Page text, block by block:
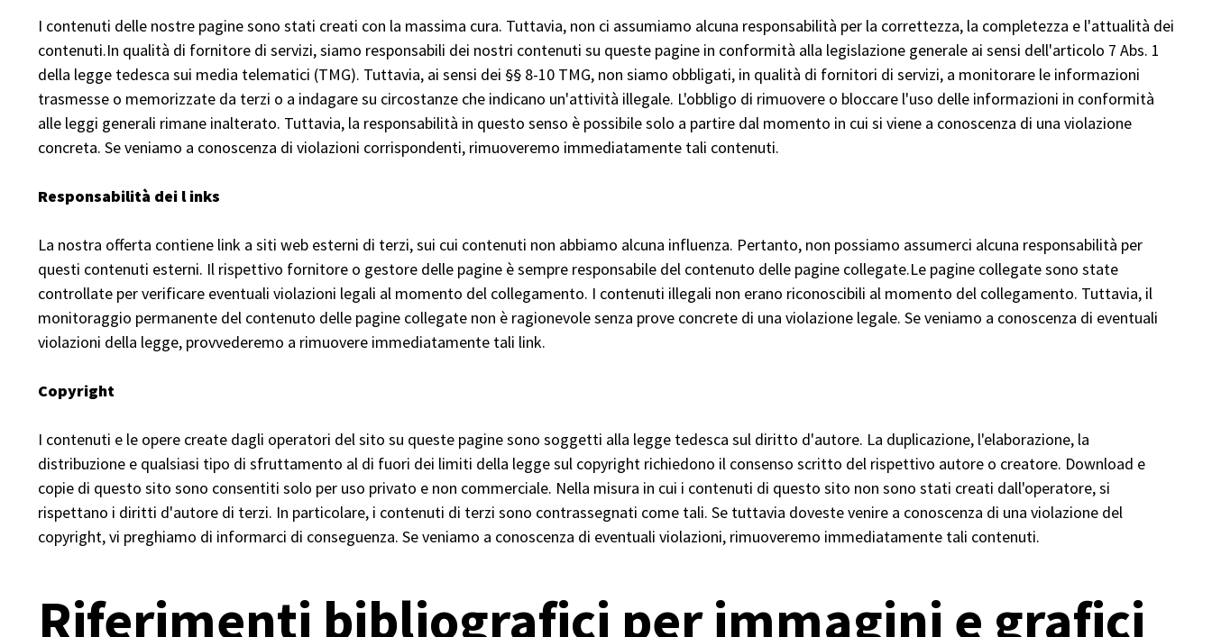
I contenuti delle nostre pagine sono stati creati con la massima cura. Tuttavia, non ci assumiamo alcuna responsabilità per la correttezza, la completezza e l'attualità dei
contenuti.In qualità di fornitore di servizi, siamo responsabili dei nostri contenuti su queste pagine in conformità alla legislazione generale ai sensi dell'articolo 7 Abs. 1
della legge tedesca sui media telematici (TMG). Tuttavia, ai sensi dei §§ 8-10 TMG, non siamo obbligati, in qualità di fornitori di servizi, a monitorare le informazioni
trasmesse o memorizzate da terzi o a indagare su circostanze che indicano un'attività illegale. L'obbligo di rimuovere o bloccare l'uso delle informazioni in conformità
alle leggi generali rimane inalterato. Tuttavia, la responsabilità in questo senso è possibile solo a partire dal momento in cui si viene a conoscenza di una violazione
concreta. Se veniamo a conoscenza di violazioni corrispondenti, rimuoveremo immediatamente tali contenuti.
Responsabilità dei l inks
La nostra offerta contiene link a siti web esterni di terzi, sui cui contenuti non abbiamo alcuna influenza. Pertanto, non possiamo assumerci alcuna responsabilità per
questi contenuti esterni. Il rispettivo fornitore o gestore delle pagine è sempre responsabile del contenuto delle pagine collegate.Le pagine collegate sono state
controllate per verificare eventuali violazioni legali al momento del collegamento. I contenuti illegali non erano riconoscibili al momento del collegamento. Tuttavia, il
monitoraggio permanente del contenuto delle pagine collegate non è ragionevole senza prove concrete di una violazione legale. Se veniamo a conoscenza di eventuali
violazioni della legge, provvederemo a rimuovere immediatamente tali link.
Copyright
I contenuti e le opere create dagli operatori del sito su queste pagine sono soggetti alla legge tedesca sul diritto d'autore. La duplicazione, l'elaborazione, la
distribuzione e qualsiasi tipo di sfruttamento al di fuori dei limiti della legge sul copyright richiedono il consenso scritto del rispettivo autore o creatore. Download e
copie di questo sito sono consentiti solo per uso privato e non commerciale. Nella misura in cui i contenuti di questo sito non sono stati creati dall'operatore, si
rispettano i diritti d'autore di terzi. In particolare, i contenuti di terzi sono contrassegnati come tali. Se tuttavia doveste venire a conoscenza di una violazione del
copyright, vi preghiamo di informarci di conseguenza. Se veniamo a conoscenza di eventuali violazioni, rimuoveremo immediatamente tali contenuti.
Riferimenti bibliografici per immagini e grafici